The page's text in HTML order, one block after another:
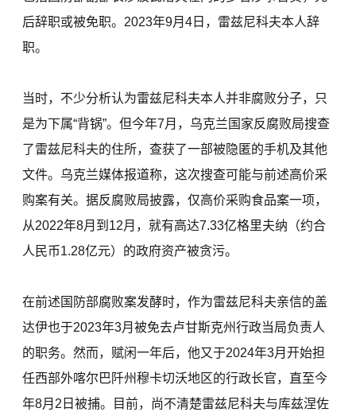
后辞职或被免职。2023年9月4日，雷兹尼科夫本人辞
职。
当时，不少分析认为雷兹尼科夫本人并非腐败分子，只
是为下属“背锅”。但今年7月，乌克兰国家反腐败局搜查
了雷兹尼科夫的住所，查获了一部被隐匿的手机及其他
文件。乌克兰媒体报道称，这次搜查可能与前述高价采
购案有关。据反腐败局披露，仅高价采购食品案一项，
从2022年8月到12月，就有高达7.33亿格里夫纳（约合
人民币1.28亿元）的政府资产被贪污。
在前述国防部腐败案发酵时，作为雷兹尼科夫亲信的盖
达伊也于2023年3月被免去卢甘斯克州行政当局负责人
的职务。然而，赋闲一年后，他又于2024年3月开始担
任西部外喀尔巴阡州穆卡切沃地区的行政长官，直至今
年8月2日被捕。目前，尚不清楚雷兹尼科夫与库兹涅佐